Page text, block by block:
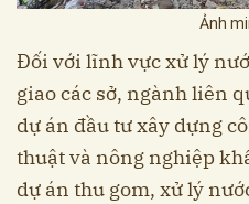
Ảnh
Đối với lĩnh vực xử lý
giao các sở, ngành liên
dự án đầu tư xây dựng
thuật và nông nghiệp
dự án thu gom, xử lý